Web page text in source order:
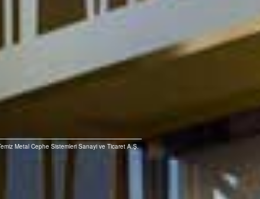
Metal Cephe Sistemleri Sanayi ve Ticaret A.Ş.